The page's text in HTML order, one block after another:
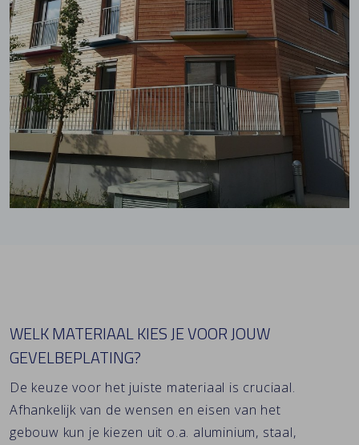
WELK MATERIAAL KIES JE VOOR JOUW
GEVELBEPLATING?
De keuze voor het juiste materiaal is cruciaal.
Afhankelijk van de wensen en eisen van het
gebouw kun je kiezen uit o.a. aluminium, staal,